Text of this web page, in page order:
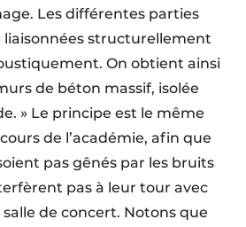
Les différentes parties
structurellement
On obtient ainsi
de béton massif, isolée
» Le principe est le même
de l’académie, afin que
pas gênés par les bruits
pas à leur tour avec
salle de concert. Notons que